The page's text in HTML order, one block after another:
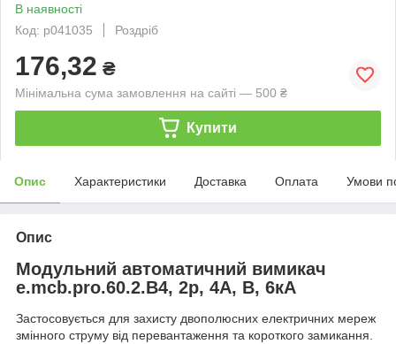
В наявності
Код: p041035
Роздріб
176,32 ₴
Мінімальна сума замовлення на сайті — 500 ₴
Купити
Опис Характеристики Доставка Оплата Умови
Опис
Модульний автоматичний вимикач
e.mcb.pro.60.2.B4, 2р, 4А, В, 6кА
Застосовується для захисту двополюсних електричних мереж
змінного струму від перевантаження та короткого замикання.